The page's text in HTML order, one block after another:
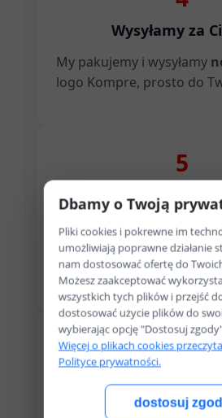
Wysyłamy za
My pakujemy i wysyłamy
logo Kompre, prosto do
5
Klient otrzymuje
Dostarczamy przesyłkę z
numerem śledzenia. Ty
zysk.
Dbamy o Twoją
Pliki cookies i pokrewne im
umożliwiają poprawne działanie
nam dostosować ofertę do
Możesz zaakceptować
wszystkich tych plików i przejść
dostosować użycie plików do
wybierając opcję "Dostosuj
Więcej o plikach cookies
Polityce prywatności.
dostosuj